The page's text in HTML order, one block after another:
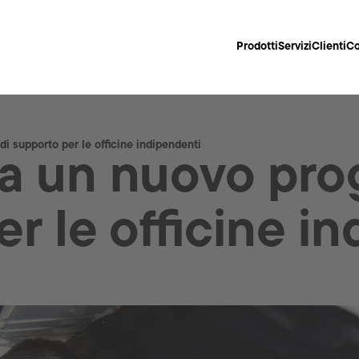
ProdottiServiziClienti
supporto per le officine indipendenti
un nuovo
le officine